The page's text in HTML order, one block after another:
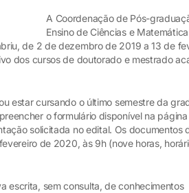
A Coordenação de Pós-
Ensino de Ciências e Matemática
de 2 de dezembro de 2019 a 13 de
dos cursos de doutorado e mestrado
estar cursando o último semestre da
o formulário disponível na página
solicitada no edital. Os documentos
de 2020, às 9h (nove horas,
escrita, sem consulta, de conhecimentos